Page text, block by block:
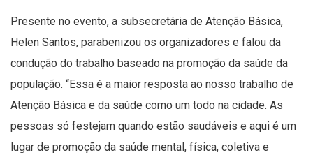
Presente no evento, a subsecretária de Atenção Básica,
Helen Santos, parabenizou os organizadores e falou da
condução do trabalho baseado na promoção da saúde da
população. “Essa é a maior resposta ao nosso trabalho de
Atenção Básica e da saúde como um todo na cidade. As
pessoas só festejam quando estão saudáveis e aqui é um
lugar de promoção da saúde mental, física, coletiva e